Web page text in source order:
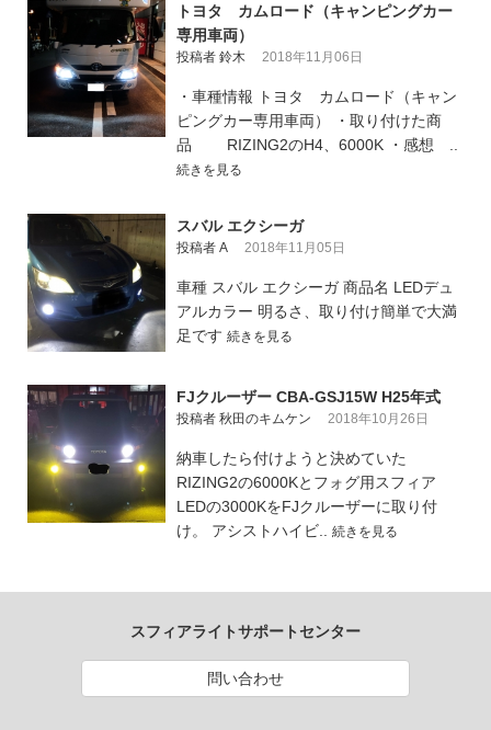
トヨタ カムロード（キャンピングカー
専用車両）
投稿者 鈴木 2018年11月06日
・車種情報 トヨタ カムロード（キャン
ピングカー専用車両） ・取り付けた商
品 RIZING2のH4、6000K ・感想 ..
続きを見る
スバル エクシーガ
投稿者 A 2018年11月05日
車種 スバル エクシーガ 商品名 LEDデュ
アルカラー 明るさ、取り付け簡単で大満
足です 続きを見る
FJクルーザー CBA-GSJ15W H25年式
投稿者 秋田のキムケン 2018年10月26日
納車したら付けようと決めていた
RIZING2の6000Kとフォグ用スフィア
LEDの3000KをFJクルーザーに取り付
け。 アシストハイビ.. 続きを見る
スフィアライトサポートセンター
問い合わせ